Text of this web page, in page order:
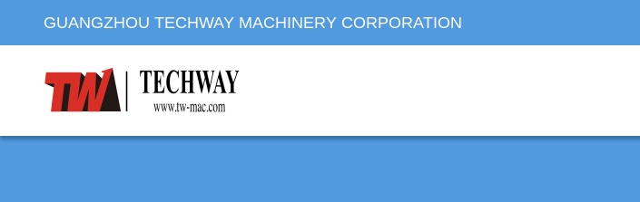
GUANGZHOU TECHWAY MACHINERY CORPORATION